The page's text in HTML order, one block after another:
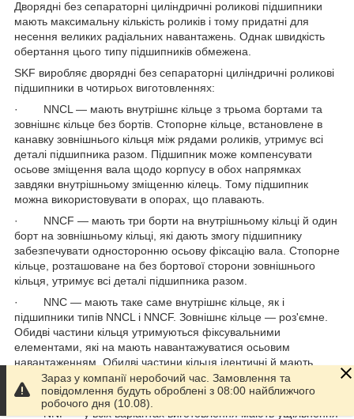
Дворядні без сепараторні циліндричні роликові підшипники
мають максимальну кількість роликів і тому придатні для
несення великих радіальних навантажень. Однак швидкість
обертання цього типу підшипників обмежена.
SKF виробляє дворядні без сепараторні циліндричні роликові
підшипники в чотирьох виготовленнях:
· NNCL — мають внутрішнє кільце з трьома бортами та
зовнішнє кільце без бортів. Стопорне кільце, встановлене в
канавку зовнішнього кільця між рядами роликів, утримує всі
деталі підшипника разом. Підшипник може компенсувати
осьове зміщення вала щодо корпусу в обох напрямках
завдяки внутрішньому зміщенню кілець. Тому підшипник
можна використовувати в опорах, що плавають.
· NNCF — мають три борти на внутрішньому кільці й один
борт на зовнішньому кільці, які дають змогу підшипнику
забезпечувати односторонню осьову фіксацію вала. Стопорне
кільце, розташоване на без бортової сторони зовнішнього
кільця, утримує всі деталі підшипника разом.
· NNC — мають таке саме внутрішнє кільце, як і
підшипники типів NNCL і NNCF. Зовнішнє кільце — роз'ємне.
Обидві частини кільця утримуються фіксувальними
елементами, які на мають навантажуватися осьовим
навантаженням. Обидві частини кільця ідентичні й мають
один борт, що дає змогу підшипнику здійснювати двобічну
осьову фіксацію вала.
· NNF — у всіх варіантах виготовлення мають ущільнення
Зараз у компанії неробочий час. Замовлення та
повідомлення будуть оброблені з 08:00 найближчого
робочого дня (10.08).